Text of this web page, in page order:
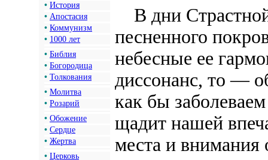
• История
• Апостасия
• Коммунизм
• 1000 лет
• Библия
• Богородица
• Толкования
• Молитва
• Розарий
• Обожение
• Сердце
• Жертва
• Церковь
В дни
песненного
небесные ее
диссонанс, то —
как бы
щадит нашей
места и внимания